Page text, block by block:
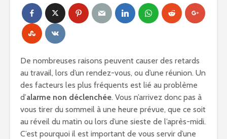
De nombreuses raisons peuvent causer des retards
au travail, lors d’un rendez-vous, ou d’une réunion. Un
des facteurs les plus fréquents est lié au problème
d’alarme non déclenchée. Vous n’arrivez donc pas à
vous tirer du sommeil à une heure prévue, que ce soit
au réveil du matin ou lors d’une sieste de l’après-midi.
C’est pourquoi il est important de vous servir d’une